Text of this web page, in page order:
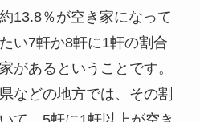
13.8％が空き家になって
い7軒か8軒に1軒の割合
があるということです。
などの地方では、その割